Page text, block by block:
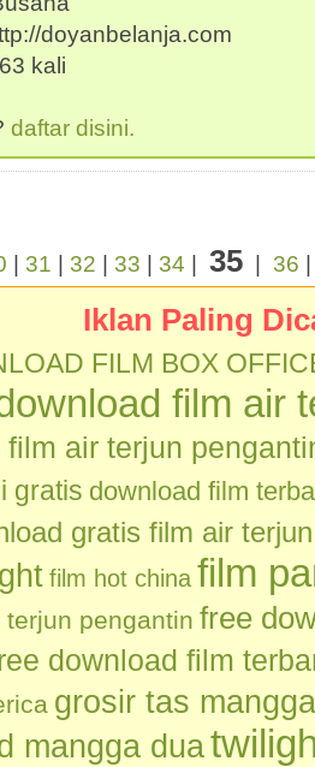
doyanbelanja.com
kali
daftar disini.
31 32 33 34 35 36
Iklan Paling
FILM BOX
film air
film air terjun
gratis download film
gratis film air
film hot china film
pengantin free
download film
grosir tas
mangga dua